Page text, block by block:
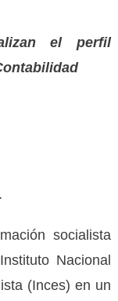
el perfil
socialista
Nacional
(Inces) en un